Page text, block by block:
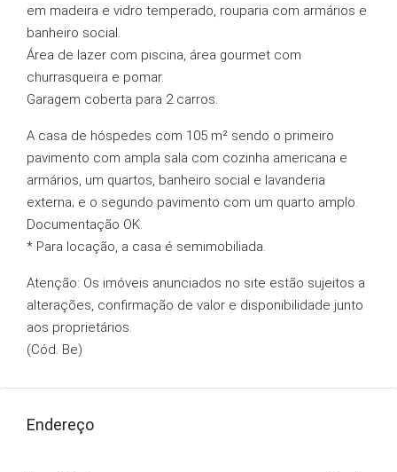
em madeira e vidro temperado, rouparia com armários e
banheiro social.
Área de lazer com piscina, área gourmet com
churrasqueira e pomar.
Garagem coberta para 2 carros.
A casa de hóspedes com 105 m² sendo o primeiro
pavimento com ampla sala com cozinha americana e
armários, um quartos, banheiro social e lavanderia
externa; e o segundo pavimento com um quarto amplo.
Documentação OK.
* Para locação, a casa é semimobiliada.
Atenção: Os imóveis anunciados no site estão sujeitos a
alterações, confirmação de valor e disponibilidade junto
aos proprietários.
(Cód. Be)
Endereço